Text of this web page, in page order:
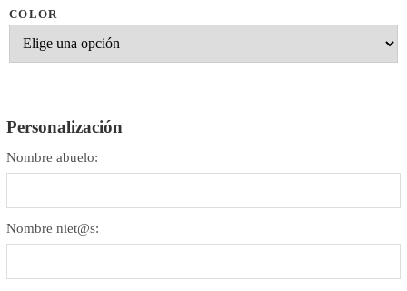
COLOR
Personalización
Nombre abuelo:
Nombre niet@s: